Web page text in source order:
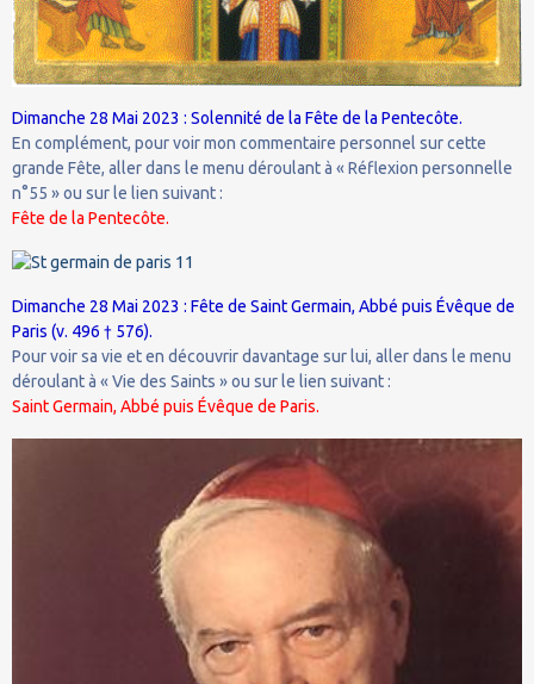
Dimanche 28 Mai 2023 : Solennité de la Fête de la Pentecôte.
En complément, pour voir mon commentaire personnel sur cette
grande Fête, aller dans le menu déroulant à « Réflexion personnelle
n°55 » ou sur le lien suivant :
Fête de la Pentecôte.
Dimanche 28 Mai 2023 : Fête de Saint Germain, Abbé puis Évêque de
Paris (v. 496 † 576).
Pour voir sa vie et en découvrir davantage sur lui, aller dans le menu
déroulant à « Vie des Saints » ou sur le lien suivant :
Saint Germain, Abbé puis Évêque de Paris.